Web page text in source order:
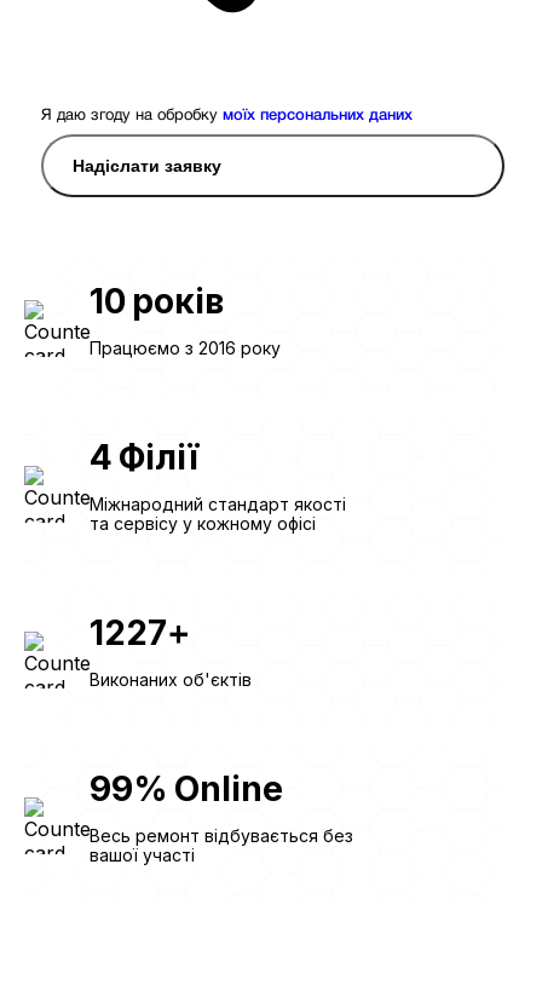
Я даю згоду на обробку моїх персональних даних
Надіслати заявку
10 років
Працюємо з 2016 року
4 Філії
Міжнародний стандарт якості
та сервісу у кожному офісі
1227+
Виконаних об'єктів
99% Online
Весь ремонт відбувається без
вашої участі